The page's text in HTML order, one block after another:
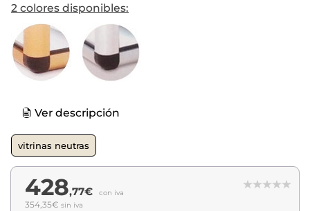
2 colores disponibles:
Ver descripción
vitrinas neutras
428,77€ con iva
354,35€ sin iva